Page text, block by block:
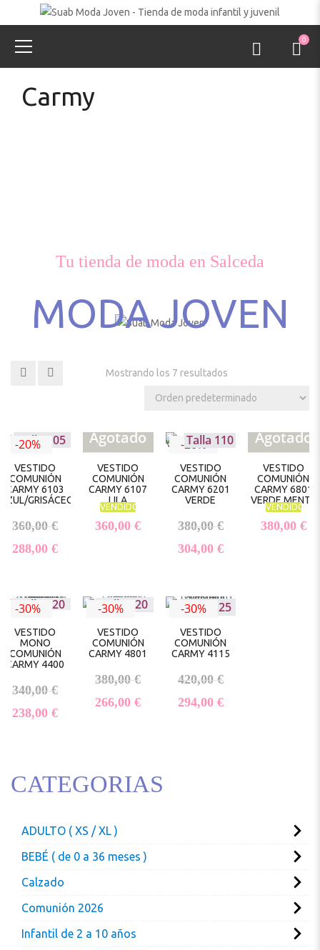
0
Carmy
Tu tienda de moda en Salceda
MODA JOVEN
Mostrando los 7 resultados
Talla 105
-20%
VESTIDO
COMUNIÓN
CARMY 6103
AZUL/GRISÁCEO
360,00€El precio original era: 360,00 €.
288,00€ El precio actual es: 288,00 €.
VENDIDO
Agotado
VESTIDO
COMUNIÓN
CARMY 6107
LILA
360,00€
-20%
Talla 110
VESTIDO
COMUNIÓN
CARMY 6201
VERDE
380,00€El precio original
304,00 €
VENDIDO
Agotado
VESTIDO
COMUNIÓN
CARMY 6801
VERDE MENTA
380,00 €
Talla 120
-30%
VESTIDO
MONO
COMUNIÓN
CARMY 4400
340,00€El precio original era: 340,00 €.
238,00€ El precio actual es: 238,00 €.
Talla 110
Talla 120
-30%
VESTIDO
COMUNIÓN
CARMY 4801
380,00€El precio original era: 380,00 €.
266,00€ El precio actual es: 266,00 €.
Talla 125
-30%
VESTIDO
COMUNIÓN
CARMY 4115
420,00€El precio original
294,00 €
CATEGORIAS
ADULTO ( XS / XL )
BEBÉ ( de 0 a 36 meses )
Calzado
Comunión 2026
Infantil de 2 a 10 años